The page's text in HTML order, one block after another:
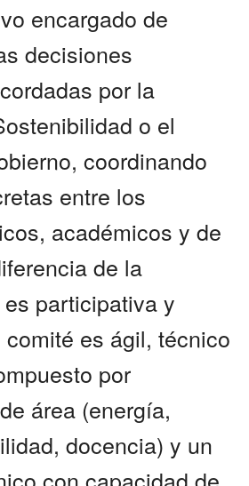
encargado de
decisiones
por la
o el
coordinando
entre los
académicos y de
de la
participativa y
es ágil, técnico
por
área (energía,
docencia) y un